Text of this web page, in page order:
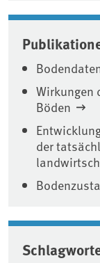
Wirkungen
Böden
der